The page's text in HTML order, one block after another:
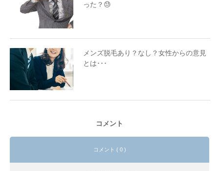
った？😓
メンズ脱毛あり？なし？女性からの意見
とは･･･
コメント
コメント ( 0 )